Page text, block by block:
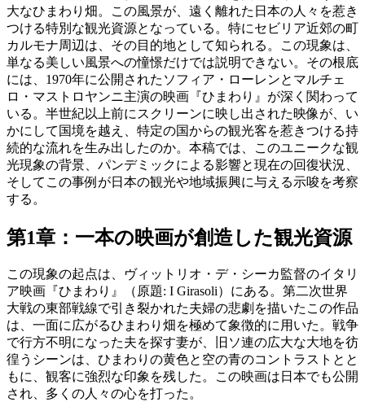
大なひまわり畑。この風景が、遠く離れた日本の人々を惹き
つける特別な観光資源となっている。特にセビリア近郊の町
カルモナ周辺は、その目的地として知られる。この現象は、
単なる美しい風景への憧憬だけでは説明できない。その根底
には、1970年に公開されたソフィア・ローレンとマルチェ
ロ・マストロヤンニ主演の映画『ひまわり』が深く関わって
いる。半世紀以上前にスクリーンに映し出された映像が、い
かにして国境を越え、特定の国からの観光客を惹きつける持
続的な流れを生み出したのか。本稿では、このユニークな観
光現象の背景、パンデミックによる影響と現在の回復状況、
そしてこの事例が日本の観光や地域振興に与える示唆を考察
する。
第1章：一本の映画が創造した観光資源
この現象の起点は、ヴィットリオ・デ・シーカ監督のイタリ
ア映画『ひまわり』（原題: I Girasoli）にある。第二次世界
大戦の東部戦線で引き裂かれた夫婦の悲劇を描いたこの作品
は、一面に広がるひまわり畑を極めて象徴的に用いた。戦争
で行方不明になった夫を探す妻が、旧ソ連の広大な大地を彷
徨うシーンは、ひまわりの黄色と空の青のコントラストとと
もに、観客に強烈な印象を残した。この映画は日本でも公開
され、多くの人々の心を打った。